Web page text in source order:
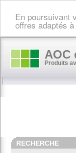
En poursuivant
offres adaptés
AOC
Produits
RECHERCHE